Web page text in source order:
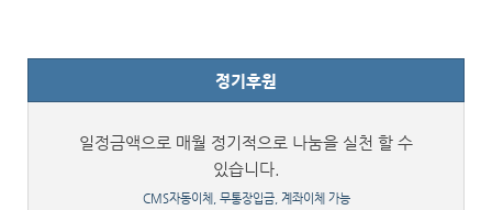
정기후원
일정금액으로 매월 정기적으로 나눔을 실천 할 수
있습니다.
CMS자동이체, 무통장입금, 계좌이체 가능